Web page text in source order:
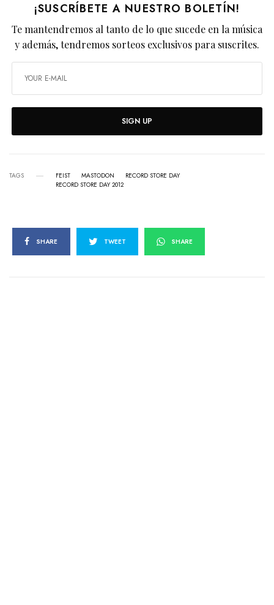
¡SUSCRÍBETE A NUESTRO BOLETÍN!
Te mantendremos al tanto de lo que sucede en la música
y además, tendremos sorteos exclusivos para suscrites.
SIGN UP
TAGS FEIST MASTODON
RECORD STORE DAY
RECORD STORE DAY 2012
SHARE TWEET SHARE